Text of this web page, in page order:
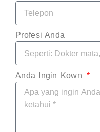
Profesi Anda
Anda Ingin Kown